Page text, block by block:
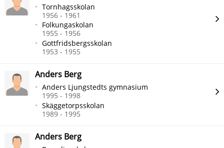
Tornhagsskolan
1956 - 1961
Folkungaskolan
1955 - 1956
Gottfridsbergsskolan
1953 - 1955
Anders Berg
Anders Ljungstedts gymnasium
1995 - 1998
Skäggetorpsskolan
1989 - 1995
Anders Berg